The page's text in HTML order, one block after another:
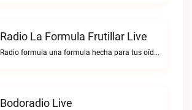
Radio La Formula Frutillar Live
Radio formula una formula hecha para tus oídos.Radio La Formula Frutillar live
Bodoradio Live